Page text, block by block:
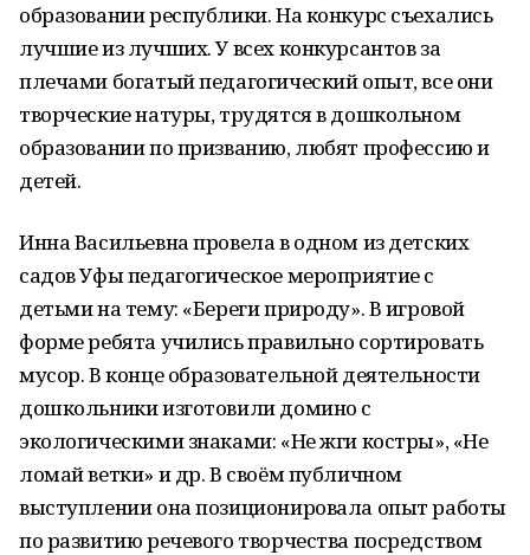
образовании республики. На конкурс съехались
лучшие из лучших. У всех конкурсантов за
плечами богатый педагогический опыт, все они
творческие натуры, трудятся в дошкольном
образовании по призванию, любят профессию и
детей.
Инна Васильевна провела в одном из детских
садов Уфы педагогическое мероприятие с
детьми на тему: «Береги природу». В игровой
форме ребята учились правильно сортировать
мусор. В конце образовательной деятельности
дошкольники изготовили домино с
экологическими знаками: «Не жги костры», «Не
ломай ветки» и др. В своём публичном
выступлении она позиционировала опыт работы
по развитию речевого творчества посредством